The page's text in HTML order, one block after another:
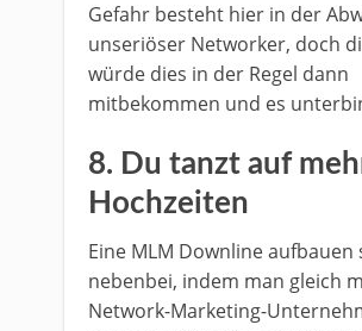
Gefahr besteht hier in der
unseriöser Networker, doch
würde dies in der Regel dann
mitbekommen und es
8. Du tanzt auf
Hochzeiten
Eine MLM Downline aufbauen
nebenbei, indem man gleich
Network-Marketing-